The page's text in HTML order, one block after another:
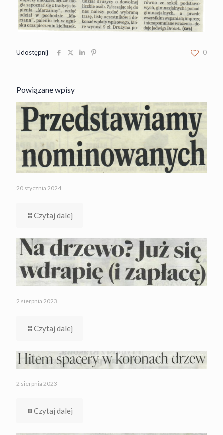
Udostępnij 0
Powiązane wpisy
20 stycznia 2024
Czytaj dalej
2 sierpnia 2023
Czytaj dalej
2 sierpnia 2023
Czytaj dalej